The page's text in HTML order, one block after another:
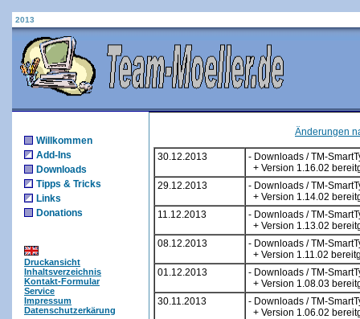
2013
Willkommen
Add-Ins
Downloads
Tipps & Tricks
Links
Donations
Druckansicht
Inhaltsverzeichnis
Kontakt-Formular
Service
Impressum
Datenschutzerkärung
Änderungen
30.12.2013
- Downloads / TM-
+ Version 1.16.02
29.12.2013
- Downloads / TM-
+ Version 1.14.02
11.12.2013
- Downloads / TM-
+ Version 1.13.02
08.12.2013
- Downloads / TM-
+ Version 1.11.02
01.12.2013
- Downloads / TM-
+ Version 1.08.03
30.11.2013
- Downloads / TM-
+ Version 1.06.02